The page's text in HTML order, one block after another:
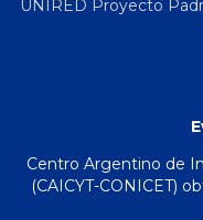
UNIRED Proyecto
Centro Argentino de
(CAICYT-CONICET)